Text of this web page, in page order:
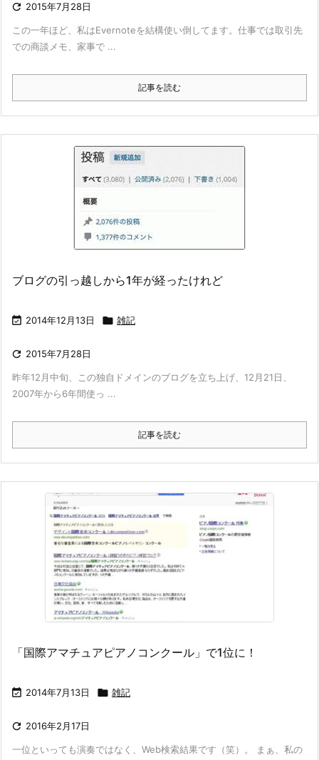
 2015年7月28日
この一年ほど、私はEvernoteを結構使い倒してます。仕事では取引先
での商談メモ、家事で ...
記事を読む
ブログの引っ越しから1年が経ったけれど
 2014年12月13日  雑記
 2015年7月28日
昨年12月中旬、この独自ドメインのブログを立ち上げ、12月21日、
2007年から6年間使っ ...
記事を読む
「国際アマチュアピアノコンクール」で1位に！
 2014年7月13日  雑記
 2016年2月17日
一位といっても演奏ではなく、Web検索結果です（笑）。 まぁ、私の